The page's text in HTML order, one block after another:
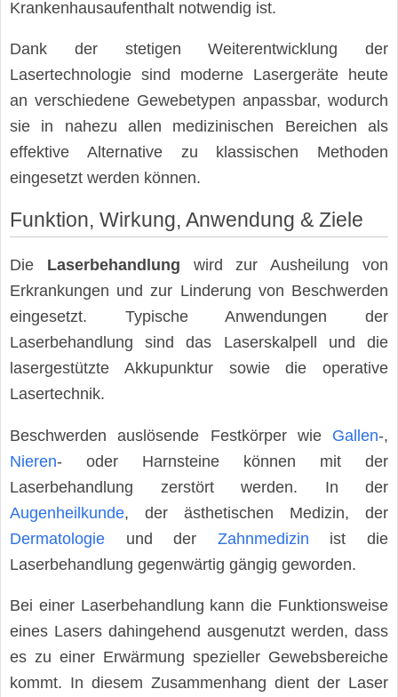
Krankenhausaufenthalt notwendig ist.
Dank der stetigen Weiterentwicklung der
Lasertechnologie sind moderne Lasergeräte heute
an verschiedene Gewebetypen anpassbar, wodurch
sie in nahezu allen medizinischen Bereichen als
effektive Alternative zu klassischen Methoden
eingesetzt werden können.
Funktion, Wirkung, Anwendung & Ziele
Die Laserbehandlung wird zur Ausheilung von
Erkrankungen und zur Linderung von Beschwerden
eingesetzt. Typische Anwendungen der
Laserbehandlung sind das Laserskalpell und die
lasergestützte Akkupunktur sowie die operative
Lasertechnik.
Beschwerden auslösende Festkörper wie Gallen-,
Nieren- oder Harnsteine können mit der
Laserbehandlung zerstört werden. In der
Augenheilkunde, der ästhetischen Medizin, der
Dermatologie und der Zahnmedizin ist die
Laserbehandlung gegenwärtig gängig geworden.
Bei einer Laserbehandlung kann die Funktionsweise
eines Lasers dahingehend ausgenutzt werden, dass
es zu einer Erwärmung spezieller Gewebsbereiche
kommt. In diesem Zusammenhang dient der Laser